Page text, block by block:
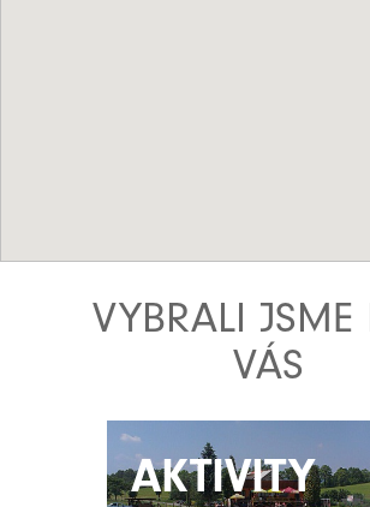
VYBRALI JSME
VÁS
AKTIVITY
AKTIVITY